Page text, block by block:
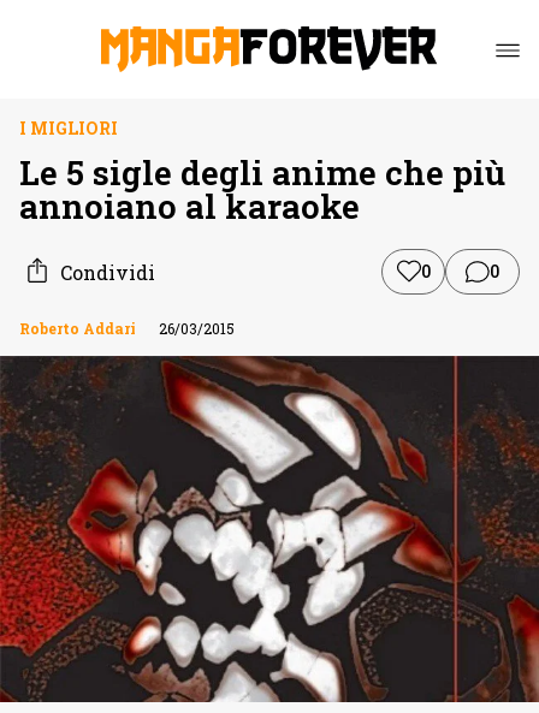
I MIGLIORI
Le 5 sigle degli anime che più
annoiano al karaoke
Condividi 0 0
Roberto Addari 26/03/2015